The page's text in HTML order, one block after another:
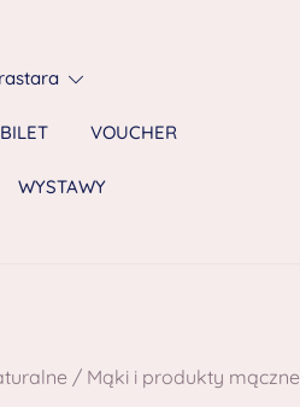
VOUCHER
WYSTAWY
/ Mąki i produkty mączne